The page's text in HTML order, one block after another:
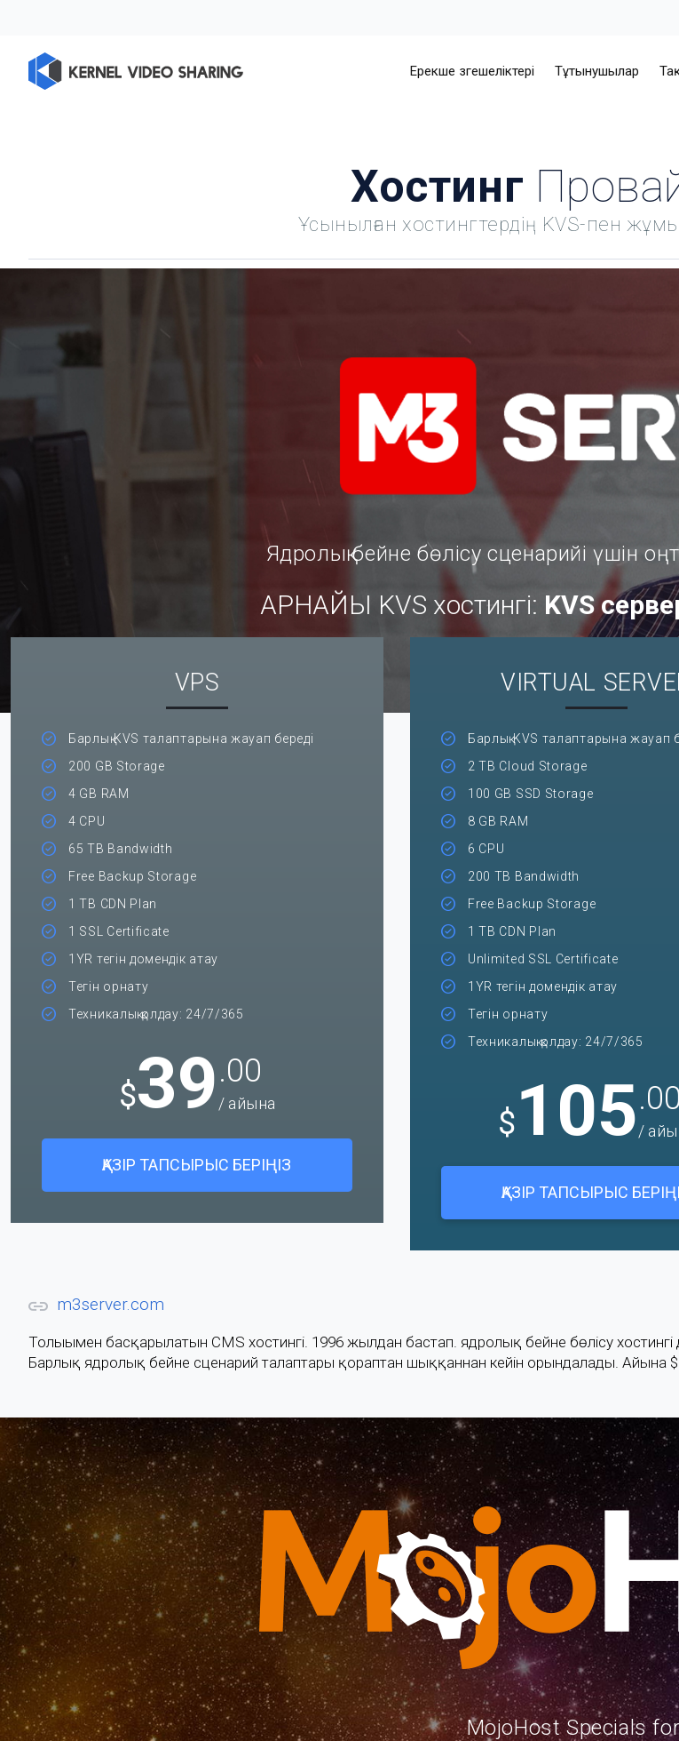
Ерекше өзгешеліктері Тұтынушылар
Хостинг
Ұсынылған хостингтердің KVS-пен
Ядролық бейне бөлісу сценарийі үшін
АРНАЙЫ KVS хостингі: KVS
VPS
Барлық KVS талаптарына жауап береді
200 GB Storage
4 GB RAM
4 CPU
65 TB Bandwidth
Free Backup Storage
1 TB CDN Plan
1 SSL Certificate
1YR тегін домендік атау
Тегін орнату
Техникалық қолдау: 24/7/365
$39.00
/ айына
ҚАЗІР ТАПСЫРЫС БЕРІҢІЗ
VIRTUAL
Барлық KVS талаптарына жауап
2 TB Cloud Storage
100 GB SSD Storage
8 GB RAM
6 CPU
200 TB Bandwidth
Free Backup Storage
1 TB CDN Plan
Unlimited SSL Certificate
1YR тегін домендік атау
Тегін орнату
Техникалық қолдау: 24/7/365
$105.00
/
ҚАЗІР ТАПСЫРЫС
m3server.com
Толығымен басқарылатын CMS хостингі. 1996 жылдан бастап. ядролық бейне бөлісу хостингі
Барлық ядролық бейне сценарий талаптары қораптан шыққаннан кейін орындалады. Айына
MojoHost Specials